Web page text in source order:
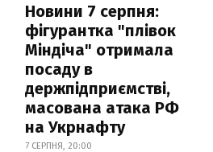
Новини 7 серпня:
фігурантка "плівок
Міндіча" отримала
посаду в
держпідприємстві,
масована атака РФ
на Укрнафту
7 СЕРПНЯ, 20:00